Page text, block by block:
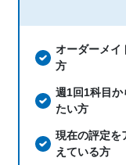
科目
オーダーメイ
方
週1回1科目か
たい方
現在の評定を
えている方